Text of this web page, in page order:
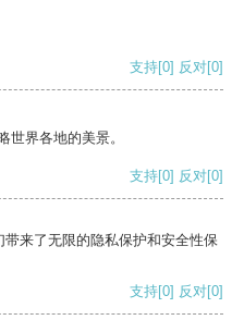
支持[0] 反对[0]
世界各地的美景。
支持[0] 反对[0]
来了无限的隐私保护和安全性保
支持[0] 反对[0]